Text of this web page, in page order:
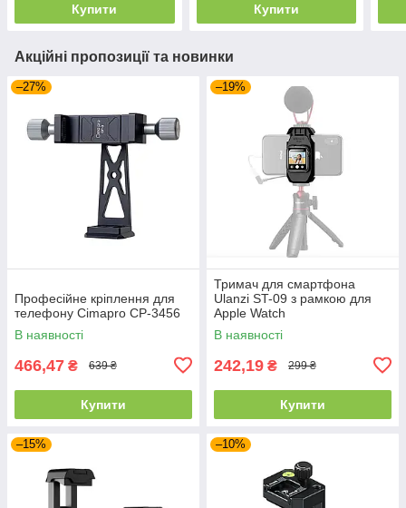
Купити Купити
Акційні пропозиції та новинки
–27%
Професійне кріплення для
телефону Cimapro CP-3456
В наявності
466,47 ₴ 639 ₴
Купити
–19%
Тримач для смартфона
Ulanzi ST-09 з рамкою для
Apple Watch
В наявності
242,19 ₴ 299 ₴
Купити
–15% –10%